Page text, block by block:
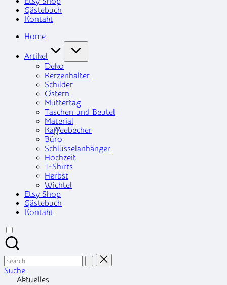
Gästebuch
Kontakt
Home
Artikel
Deko
Kerzenhalter
Schilder
Ostern
Muttertag
Taschen und Beutel
Material
Kaffeebecher
Büro
Schlüsselanhänger
Hochzeit
T-Shirts
Herbst
Wichtel
Etsy Shop
Gästebuch
Kontakt
Search
for:
Suche
Aktuelles